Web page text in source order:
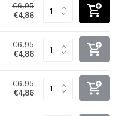
€6,95
€4,86
€6,95
€4,86
€6,95
€4,86